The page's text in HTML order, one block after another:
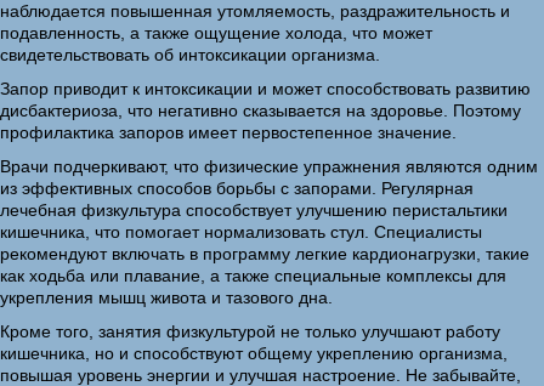
наблюдается повышенная утомляемость, раздражительность и
подавленность, а также ощущение холода, что может
свидетельствовать об интоксикации организма.
Запор приводит к интоксикации и может способствовать развитию
дисбактериоза, что негативно сказывается на здоровье. Поэтому
профилактика запоров имеет первостепенное значение.
Врачи подчеркивают, что физические упражнения являются одним
из эффективных способов борьбы с запорами. Регулярная
лечебная физкультура способствует улучшению перистальтики
кишечника, что помогает нормализовать стул. Специалисты
рекомендуют включать в программу легкие кардионагрузки, такие
как ходьба или плавание, а также специальные комплексы для
укрепления мышц живота и тазового дна.
Кроме того, занятия физкультурой не только улучшают работу
кишечника, но и способствуют общему укреплению организма,
повышая уровень энергии и улучшая настроение. Не забывайте,